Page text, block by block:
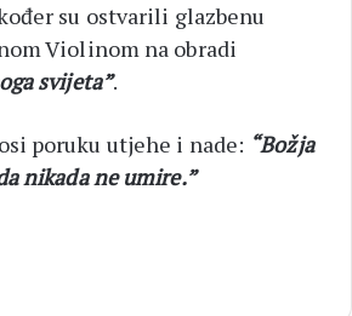
su ostvarili glazbenu
Violinom na obradi
svijeta”.
poruku utjehe i nade: “Božja
nikada ne umire.”